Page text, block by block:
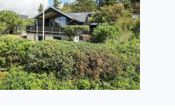
einzigartigen Natur. Die weiten
Meeresluft lassen Sie die
spüren.
in einer malerischen Umgebung,